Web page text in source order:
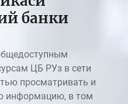
банки
ЦБ РУз в сети
просматривать и
информацию, в том